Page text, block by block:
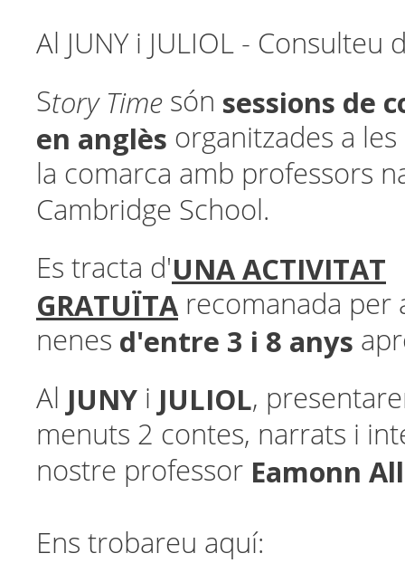
Al JUNY i JULIOL - Consulteu
Story Time són sessions de
en anglès organitzades a
la comarca amb professors
Cambridge School.
Es tracta d'UNA ACTIVITAT
GRATUÏTA recomanada per
nenes d'entre 3 i 8 anys
Al JUNY i JULIOL,
menuts 2 contes, narrats i
nostre professor Eamonn
Ens trobareu aquí: